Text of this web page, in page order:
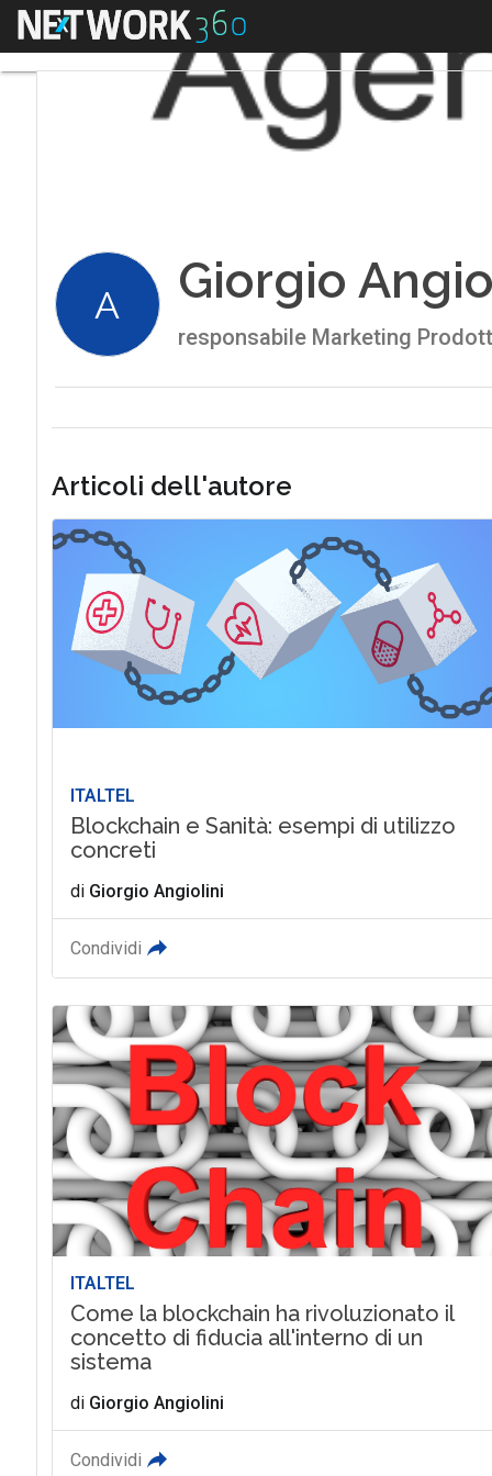
Menu
A Giorgio
responsabile Marketing
Articoli dell'autore
ITALTEL
Blockchain e Sanità: esempi di utilizzo
concreti
di Giorgio Angiolini
Condividi
ITALTEL
Come la blockchain ha rivoluzionato il
concetto di fiducia all'interno di un
sistema
di Giorgio Angiolini
Condividi